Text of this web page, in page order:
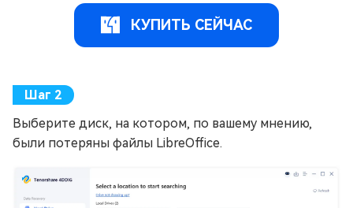
КУПИТЬ СЕЙЧАС
Выберите диск, на котором, по вашему мнению,
были потеряны файлы LibreOffice.